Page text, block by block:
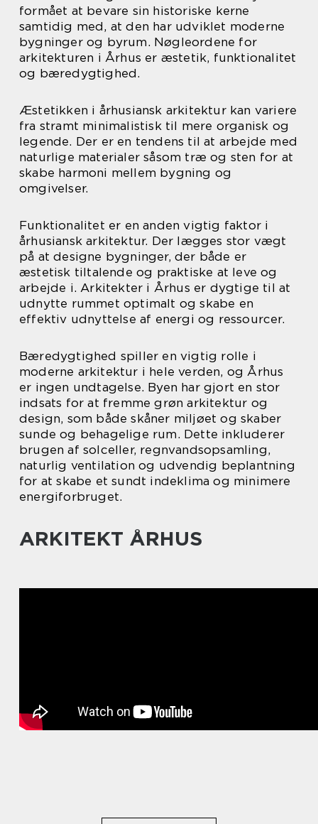
formået at bevare sin historiske kerne
samtidig med, at den har udviklet moderne
bygninger og byrum. Nøgleordene for
arkitekturen i Århus er æstetik, funktionalitet
og bæredygtighed.
Æstetikken i århusiansk arkitektur kan variere
fra stramt minimalistisk til mere organisk og
legende. Der er en tendens til at arbejde med
naturlige materialer såsom træ og sten for at
skabe harmoni mellem bygning og
omgivelser.
Funktionalitet er en anden vigtig faktor i
århusiansk arkitektur. Der lægges stor vægt
på at designe bygninger, der både er
æstetisk tiltalende og praktiske at leve og
arbejde i. Arkitekter i Århus er dygtige til at
udnytte rummet optimalt og skabe en
effektiv udnyttelse af energi og ressourcer.
Bæredygtighed spiller en vigtig rolle i
moderne arkitektur i hele verden, og Århus
er ingen undtagelse. Byen har gjort en stor
indsats for at fremme grøn arkitektur og
design, som både skåner miljøet og skaber
sunde og behagelige rum. Dette inkluderer
brugen af solceller, regnvandsopsamling,
naturlig ventilation og udvendig beplantning
for at skabe et sundt indeklima og minimere
energiforbruget.
ARKITEKT ÅRHUS